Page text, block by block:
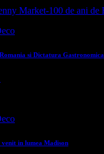
si Dictatura Gastronomica
venit in lumea Madison